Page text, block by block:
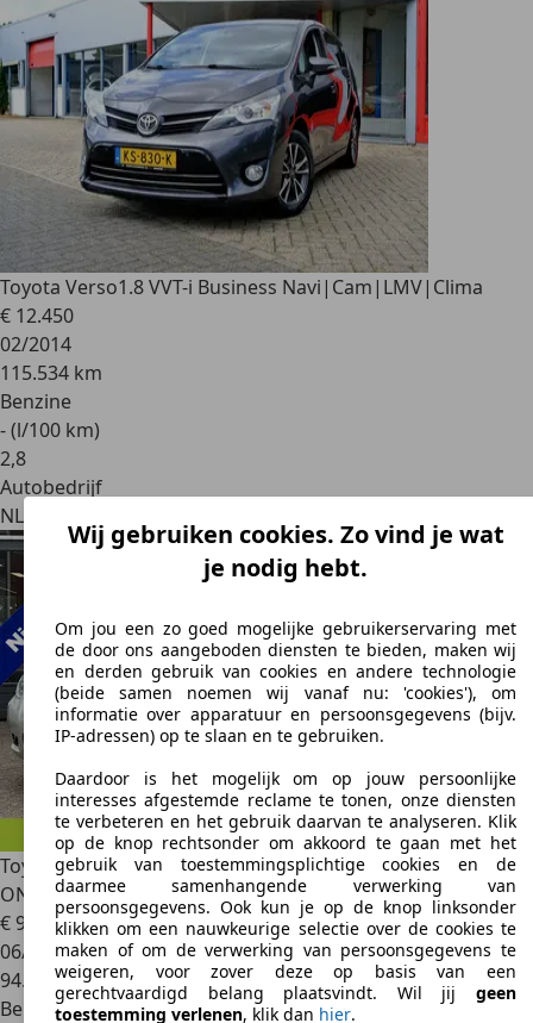
Toyota Verso1.8 VVT-i Business Navi|Cam|LMV|Clima
€ 12.450
02/2014
115.534 km
Benzine
- (l/100 km)
2,8
Autobedrijf
NL 8251 GM
Toyota Verso Verso. 1.6 VVT-i Luna | DEALER
ONDERHOUDEN | 2E EI
€ 9.950
06/2009
94.369 km
Benzine
Wij gebruiken cookies. Zo vind je wat
je nodig hebt.
Om jou een zo goed mogelijke gebruikerservaring met
de door ons aangeboden diensten te bieden, maken wij
en derden gebruik van cookies en andere technologie
(beide samen noemen wij vanaf nu: 'cookies'), om
informatie over apparatuur en persoonsgegevens (bijv.
IP-adressen) op te slaan en te gebruiken.
Daardoor is het mogelijk om op jouw persoonlijke
interesses afgestemde reclame te tonen, onze diensten
te verbeteren en het gebruik daarvan te analyseren. Klik
op de knop rechtsonder om akkoord te gaan met het
gebruik van toestemmingsplichtige cookies en de
daarmee samenhangende verwerking van
persoonsgegevens. Ook kun je op de knop linksonder
klikken om een nauwkeurige selectie over de cookies te
maken of om de verwerking van persoonsgegevens te
weigeren, voor zover deze op basis van een
gerechtvaardigd belang plaatsvindt. Wil jij geen
toestemming verlenen, klik dan hier.